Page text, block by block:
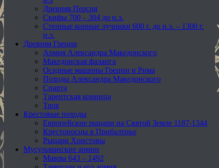
Древняя Персия
Скифы 700 – 304 до н.э.
Степные конные лучники 600 г. до н.э. – 1300 г.
н.э.
Древняя Греция
Армия Александра Македонского
Македонская фаланга
Осадные машины Греции и Рима
Походы Александра Македонского
Спарта
Тарентская конница
Троя
Крестовые походы
Европейские рыцари на Святой Земле 1187-1344
Крестоносцы в Прибалтике
Рыцари Христовы
Мусульманские армии
Мавры 643 – 1492